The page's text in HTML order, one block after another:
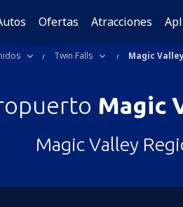
Ofertas Atracciones
Twin Falls Magic
Magic
Magic Valley